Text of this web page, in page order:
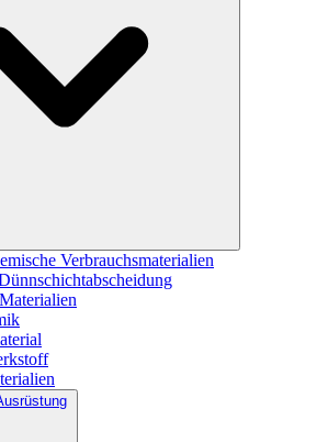
Verbrauchsmaterialien